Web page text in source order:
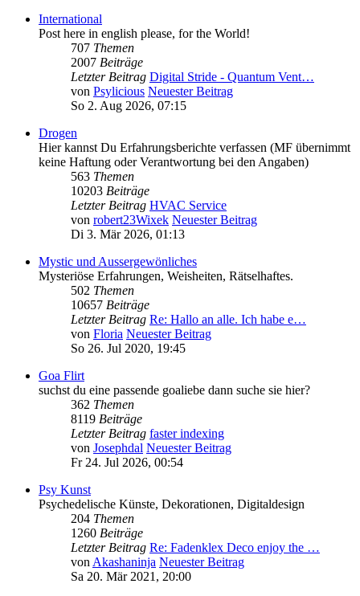
International
Post here in english please, for the World!
707 Themen
2007 Beiträge
Letzter Beitrag Digital Stride - Quantum Vent…
von Psylicious Neuester Beitrag
So 2. Aug 2026, 07:15
Drogen
Hier kannst Du Erfahrungsberichte verfassen (MF übernimmt
keine Haftung oder Verantwortung bei den Angaben)
563 Themen
10203 Beiträge
Letzter Beitrag HVAC Service
von robert23Wixek Neuester Beitrag
Di 3. Mär 2026, 01:13
Mystic und Aussergewönliches
Mysteriöse Erfahrungen, Weisheiten, Rätselhaftes.
502 Themen
10657 Beiträge
Letzter Beitrag Re: Hallo an alle. Ich habe e…
von Floria Neuester Beitrag
So 26. Jul 2020, 19:45
Goa Flirt
suchst du eine passende goaliebe dann suche sie hier?
362 Themen
8119 Beiträge
Letzter Beitrag faster indexing
von Josephdal Neuester Beitrag
Fr 24. Jul 2026, 00:54
Psy Kunst
Psychedelische Künste, Dekorationen, Digitaldesign
204 Themen
1260 Beiträge
Letzter Beitrag Re: Fadenklex Deco enjoy the …
vonAkashaninja Neuester Beitrag
Sa 20. Mär 2021, 20:00